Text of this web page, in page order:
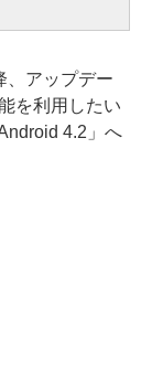
、アップデー
を利用したい
4.2」へ